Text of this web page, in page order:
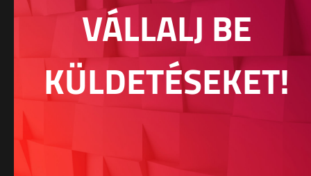
VÁLLALJ BE
KÜLDETÉSEKET!